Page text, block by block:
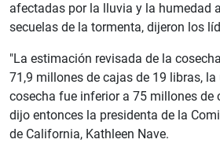
afectadas por la lluvia y la humedad
secuelas de la tormenta, dijeron los
"La estimación revisada de la
71,9 millones de cajas de 19 libras,
cosecha fue inferior a 75 millones de
dijo entonces la presidenta de la
de California, Kathleen Nave.